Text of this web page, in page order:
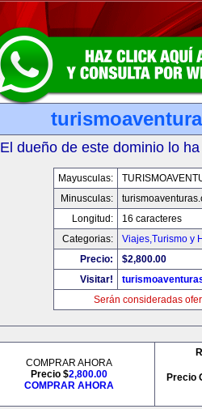
El dueño de este dominio lo
Mayusculas:
Minusculas:
Longitud:
16 caracteres
Categorias:
Viajes,Turismo y
Precio:
$2,800.00
Visitar!
Serán consideradas
COMPRAR AHORA
Precio $2,800.00
COMPRAR AHORA
Precio